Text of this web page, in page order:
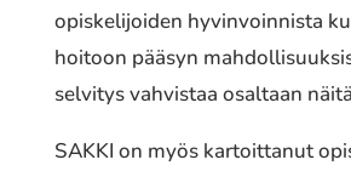
opiskelijoiden hyvinvoinnista
hoitoon pääsyn
selvitys vahvistaa osaltaan
SAKKI on myös kartoittanut